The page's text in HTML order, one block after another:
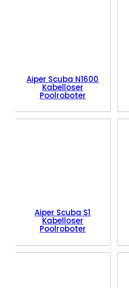
Aiper Scuba N1600
Kabelloser
Poolroboter
Aiper Scuba S1
Kabelloser
Poolroboter